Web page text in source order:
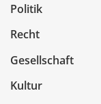
Politik
Recht
Gesellschaft
Kultur